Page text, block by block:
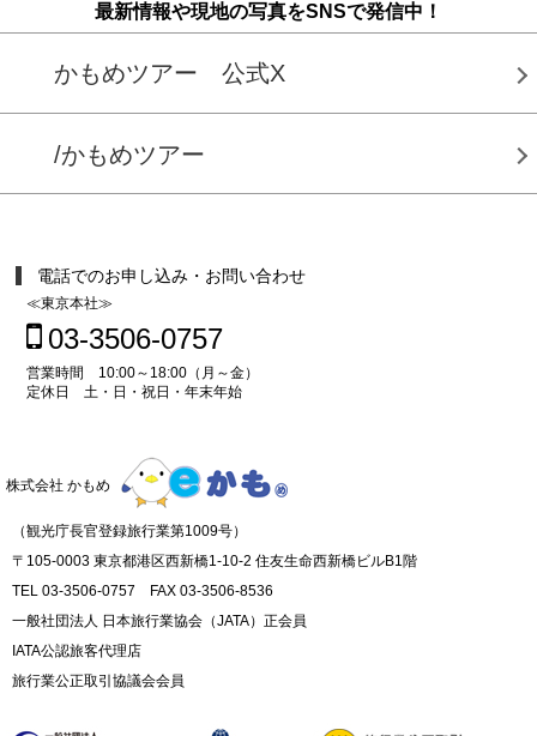
最新情報や現地の写真をSNSで発信中！
かもめツアー 公式X
/かもめツアー
電話でのお申し込み・お問い合わせ
≪東京本社≫
03-3506-0757
営業時間 10:00～18:00（月～金）
定休日 土・日・祝日・年末年始
株式会社 かもめ
（観光庁長官登録旅行業第1009号）
〒105-0003 東京都港区西新橋1-10-2 住友生命西新橋ビルB1階
TEL 03-3506-0757 FAX 03-3506-8536
一般社団法人 日本旅行業協会（JATA）正会員
IATA公認旅客代理店
旅行業公正取引協議会会員